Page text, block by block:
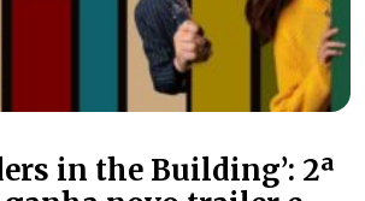
in the Building’: 2ª